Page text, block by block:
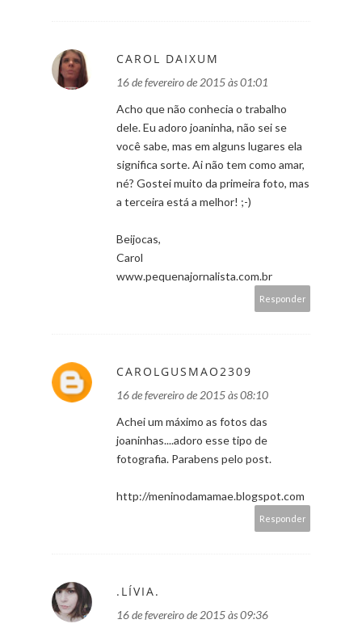
CAROL DAIXUM
16 de fevereiro de 2015 às 01:01
Acho que não conhecia o trabalho
dele. Eu adoro joaninha, não sei se
você sabe, mas em alguns lugares ela
significa sorte. Ai não tem como amar,
né? Gostei muito da primeira foto, mas
a terceira está a melhor! ;-)
Beijocas,
Carol
www.pequenajornalista.com.br
Responder
CAROLGUSMAO2309
16 de fevereiro de 2015 às 08:10
Achei um máximo as fotos das
joaninhas....adoro esse tipo de
fotografia. Parabens pelo post.
http://meninodamamae.blogspot.com
Responder
.LÍVIA.
16 de fevereiro de 2015 às 09:36